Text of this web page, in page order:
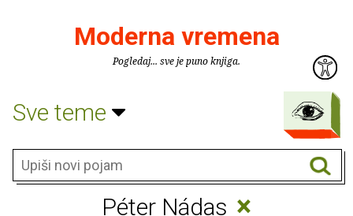
Moderna vremena
Pogledaj... sve je puno knjiga.
Sve teme
Péter Nádas ×